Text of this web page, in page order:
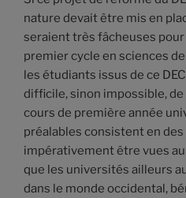
nature devait être mis en
seraient très fâcheuses
premier cycle en sciences
les étudiants issus de ce
difficile, sinon impossible,
cours de première année
préalables consistent en
impérativement être vues
que les universités ailleurs
dans le monde occidental,